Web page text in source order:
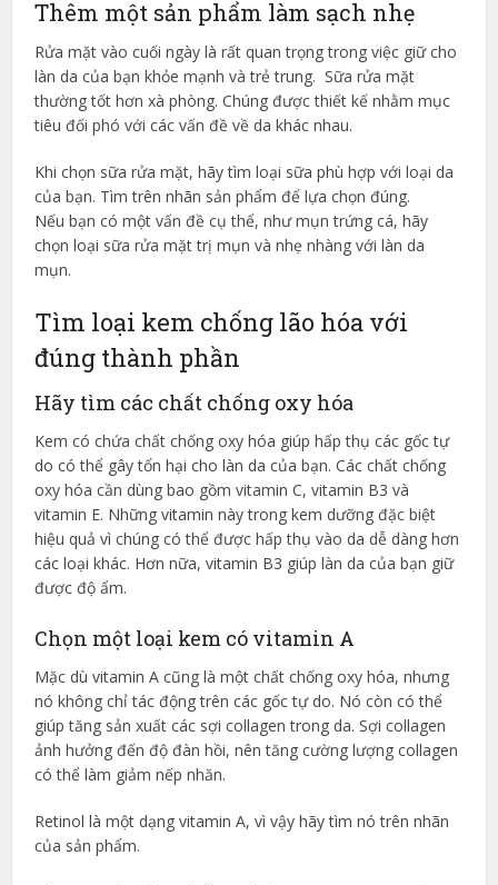
Thêm một sản phẩm làm sạch nhẹ
Rửa mặt vào cuối ngày là rất quan trọng trong việc giữ cho
làn da của bạn khỏe mạnh và trẻ trung. Sữa rửa mặt
thường tốt hơn xà phòng. Chúng được thiết kế nhằm mục
tiêu đối phó với các vấn đề về da khác nhau.
Khi chọn sữa rửa mặt, hãy tìm loại sữa phù hợp với loại da
của bạn. Tìm trên nhãn sản phẩm để lựa chọn đúng.
Nếu bạn có một vấn đề cụ thể, như mụn trứng cá, hãy
chọn loại sữa rửa mặt trị mụn và nhẹ nhàng với làn da
mụn.
Tìm loại kem chống lão hóa với
đúng thành phần
Hãy tìm các chất chống oxy hóa
Kem có chứa chất chống oxy hóa giúp hấp thụ các gốc tự
do có thể gây tổn hại cho làn da của bạn. Các chất chống
oxy hóa cần dùng bao gồm vitamin C, vitamin B3 và
vitamin E. Những vitamin này trong kem dưỡng đặc biệt
hiệu quả vì chúng có thể được hấp thụ vào da dễ dàng hơn
các loại khác. Hơn nữa, vitamin B3 giúp làn da của bạn giữ
được độ ẩm.
Chọn một loại kem có vitamin A
Mặc dù vitamin A cũng là một chất chống oxy hóa, nhưng
nó không chỉ tác động trên các gốc tự do. Nó còn có thể
giúp tăng sản xuất các sợi collagen trong da. Sợi collagen
ảnh hưởng đến độ đàn hồi, nên tăng cường lượng collagen
có thể làm giảm nếp nhăn.
Retinol là một dạng vitamin A, vì vậy hãy tìm nó trên nhãn
của sản phẩm.